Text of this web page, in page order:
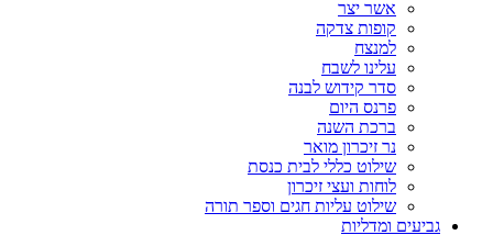
אשר יצר
קופות צדקה
למנצח
עלינו לשבח
סדר קידוש לבנה
פרנס היום
ברכת השנה
נר זיכרון מואר
שילוט כללי לבית כנסת
לוחות ועצי זיכרון
שילוט עליות חגים וספר תורה
גביעים ומדליות